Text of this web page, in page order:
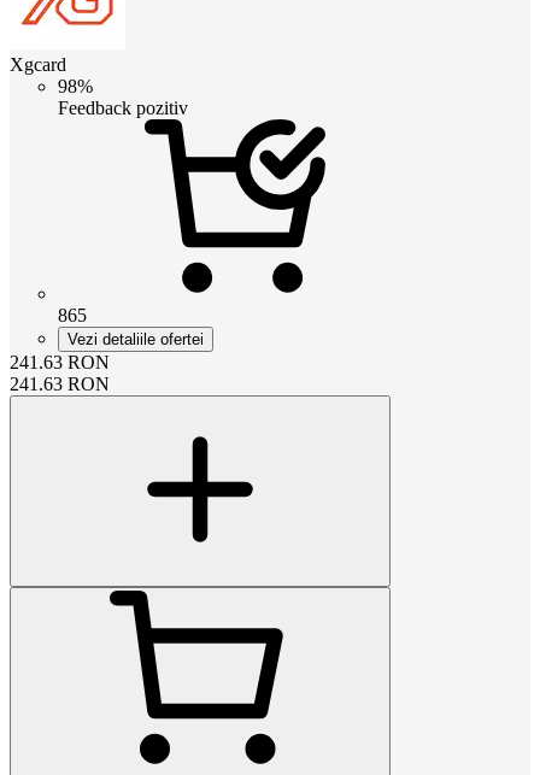
Xgcard
98%
Feedback pozitiv
865
Vezi detaliile ofertei
241.63 RON
241.63 RON